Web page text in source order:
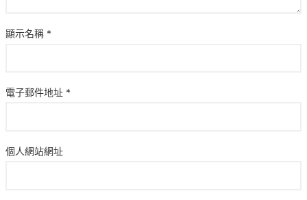
顯示名稱 *
電子郵件地址 *
個人網站網址